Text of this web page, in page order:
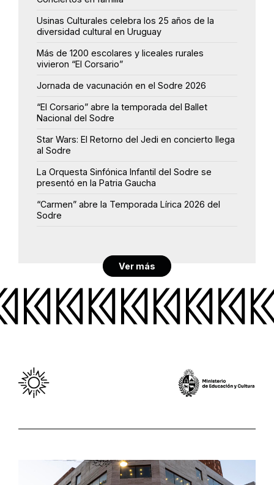
Usinas Culturales celebra los 25 años de la
diversidad cultural en Uruguay
Más de 1200 escolares y liceales rurales
vivieron “El Corsario”
Jornada de vacunación en el Sodre 2026
“El Corsario” abre la temporada del Ballet
Nacional del Sodre
Star Wars: El Retorno del Jedi en concierto llega
al Sodre
La Orquesta Sinfónica Infantil del Sodre se
presentó en la Patria Gaucha
“Carmen” abre la Temporada Lírica 2026 del
Sodre
Ver más